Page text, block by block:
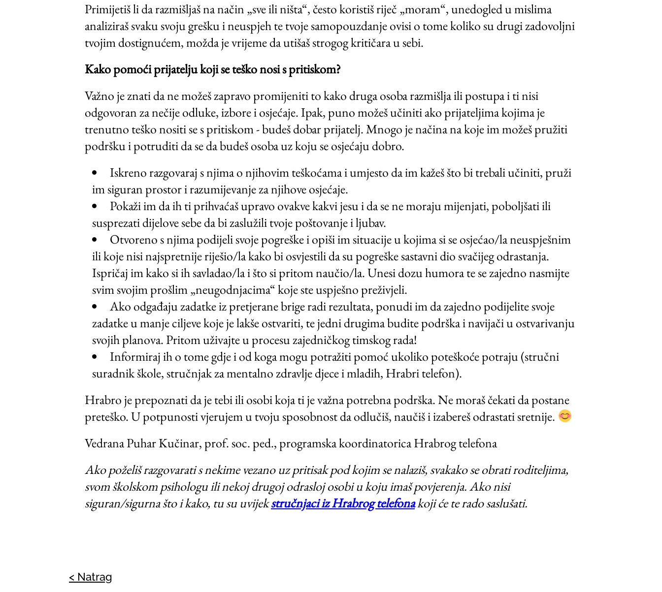
Primijetiš li da razmišljaš na način „sve ili ništa“, često koristiš riječ „moram“, unedogled u mislima
analiziraš svaku svoju grešku i neuspjeh te tvoje samopouzdanje ovisi o tome koliko su drugi zadovoljni
tvojim dostignućem, možda je vrijeme da utišaš strogog kritičara u sebi.
Kako pomoći prijatelju koji se teško nosi s pritiskom?
Važno je znati da ne možeš zapravo promijeniti to kako druga osoba razmišlja ili postupa i ti nisi
odgovoran za nečije odluke, izbore i osjećaje. Ipak, puno možeš učiniti ako prijateljima kojima je
trenutno teško nositi se s pritiskom - budeš dobar prijatelj. Mnogo je načina na koje im možeš pružiti
podršku i potruditi da se da budeš osoba uz koju se osjećaju dobro.
Iskreno razgovaraj s njima o njihovim teškoćama i umjesto da im kažeš što bi trebali učiniti, pruži
im siguran prostor i razumijevanje za njihove osjećaje.
Pokaži im da ih ti prihvaćaš upravo ovakve kakvi jesu i da se ne moraju mijenjati, poboljšati ili
susprezati dijelove sebe da bi zaslužili tvoje poštovanje i ljubav.
Otvoreno s njima podijeli svoje pogreške i opiši im situacije u kojima si se osjećao/la neuspješnim
ili koje nisi najspretnije riješio/la kako bi osvjestili da su pogreške sastavni dio svačijeg odrastanja.
Ispričaj im kako si ih savladao/la i što si pritom naučio/la. Unesi dozu humora te se zajedno nasmijte
svim svojim prošlim „neugodnjacima“ koje ste uspješno preživjeli.
Ako odgađaju zadatke iz pretjerane brige radi rezultata, ponudi im da zajedno podijelite svoje
zadatke u manje ciljeve koje je lakše ostvariti, te jedni drugima budite podrška i navijači u ostvarivanju
svojih planova. Pritom uživajte u procesu zajedničkog timskog rada!
Informiraj ih o tome gdje i od koga mogu potražiti pomoć ukoliko poteškoće potraju (stručni
suradnik škole, stručnjak za mentalno zdravlje djece i mladih, Hrabri telefon).
Hrabro je prepoznati da je tebi ili osobi koja ti je važna potrebna podrška. Ne moraš čekati da postane
preteško. U potpunosti vjerujem u tvoju sposobnost da odlučiš, naučiš i izabereš odrastati sretnije.
Vedrana Puhar Kučinar, prof. soc. ped., programska koordinatorica Hrabrog telefona
Ako poželiš razgovarati s nekime vezano uz pritisak pod kojim se nalaziš, svakako se obrati roditeljima,
svom školskom psihologu ili nekoj drugoj odrasloj osobi u koju imaš povjerenja. Ako nisi
siguran/sigurna što i kako, tu su uvijekstručnjaci iz Hrabrog telefonakoji će te rado saslušati.
< Natrag